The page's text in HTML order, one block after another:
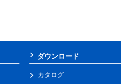
ダウンロード
カタログ